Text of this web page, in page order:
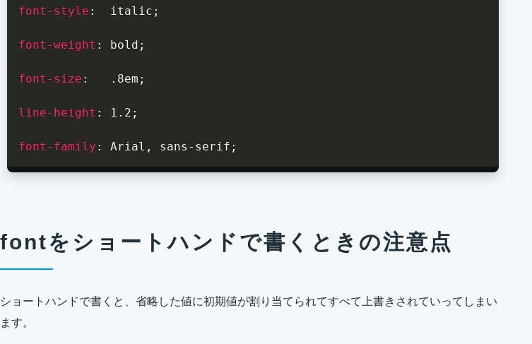
font-style :
  italic
;
font-weight : bold ;
font-size :
   .8em
;
line-height : 1.2 ;
font-family : Arial , sans-serif ;
fontをショートハンドで書くときの注意点
ショートハンドで書くと、省略した値に初期値が割り当てられてすべて上書きされていってしまい
ます。